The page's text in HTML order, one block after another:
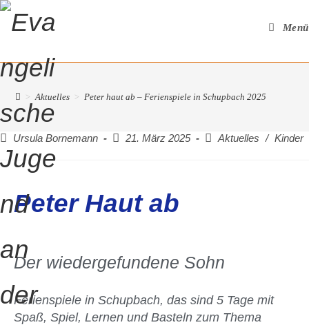
Menü
> Aktuelles > Peter haut ab – Ferienspiele in Schupbach 2025
Ursula Bornemann 21. März 2025 Aktuelles / Kinder
Peter Haut ab
Der wiedergefundene Sohn
Ferienspiele in Schupbach, das sind 5 Tage mit
Spaß, Spiel, Lernen und Basteln zum Thema